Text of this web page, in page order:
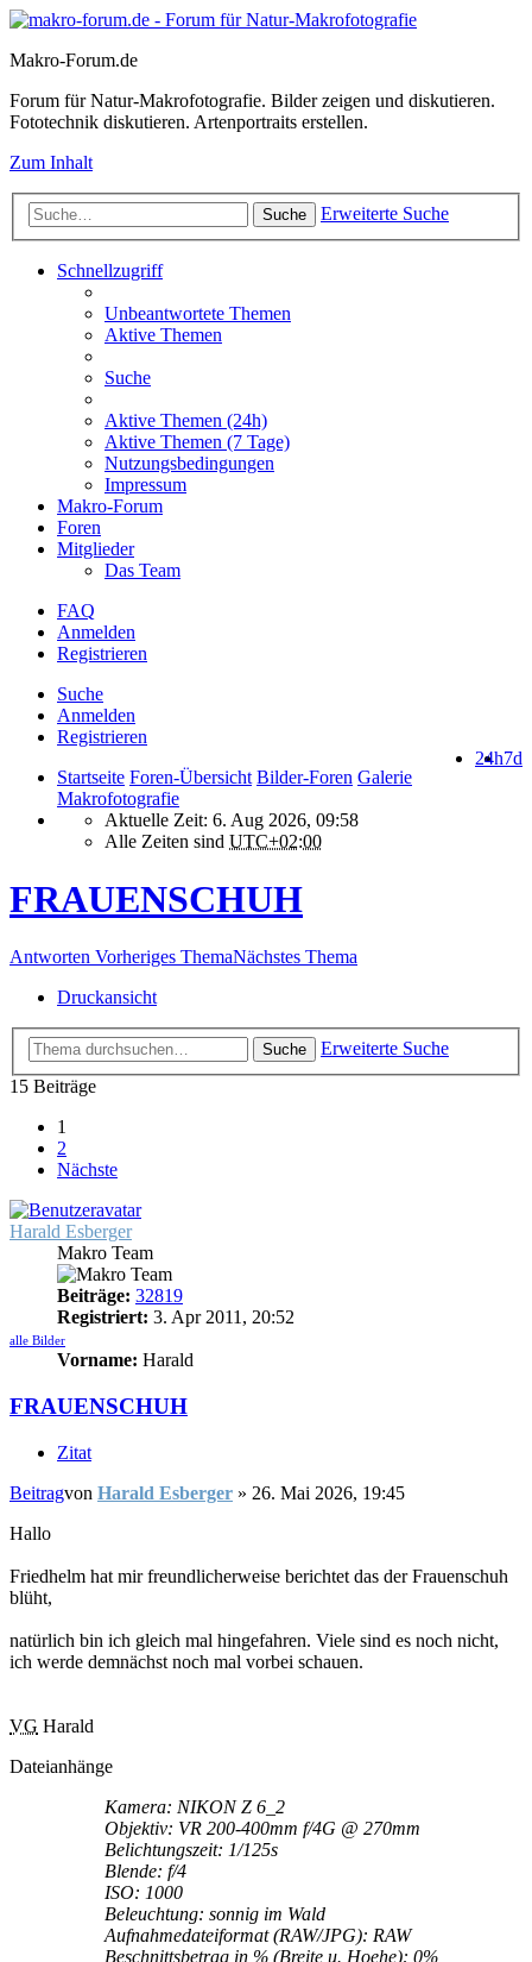
Makro-Forum.de
Forum für Natur-Makrofotografie. Bilder zeigen und diskutieren.
Fototechnik diskutieren. Artenportraits erstellen.
Zum Inhalt
Suche Erweiterte Suche
Schnellzugriff
Unbeantwortete Themen
Aktive Themen
Suche
Aktive Themen (24h)
Aktive Themen (7 Tage)
Nutzungsbedingungen
Impressum
Makro-Forum
Foren
Mitglieder
Das Team
FAQ
Anmelden
Registrieren
Suche
Anmelden
Registrieren
7d
24h
Startseite Foren-Übersicht Bilder-Foren Galerie
Makrofotografie
Aktuelle Zeit: 6. Aug 2026, 09:58
Alle Zeiten sind UTC+02:00
FRAUENSCHUH
Antworten Vorheriges ThemaNächstes Thema
Druckansicht
Suche
Erweiterte Suche
15 Beiträge
1
2
Nächste
Harald Esberger
Makro Team
Beiträge: 32819
Registriert: 3. Apr 2011, 20:52
alle Bilder
Vorname: Harald
FRAUENSCHUH
Zitat
Beitragvon Harald Esberger » 26. Mai 2026, 19:45
Hallo
Friedhelm hat mir freundlicherweise berichtet das der Frauenschuh
blüht,
natürlich bin ich gleich mal hingefahren. Viele sind es noch nicht,
ich werde demnächst noch mal vorbei schauen.
VG Harald
Dateianhänge
Kamera: NIKON Z 6_2
Objektiv: VR 200-400mm f/4G @ 270mm
Belichtungszeit: 1/125s
Blende: f/4
ISO: 1000
Beleuchtung: sonnig im Wald
Aufnahmedateiformat (RAW/JPG): RAW
Beschnittsbetrag in % (Breite u. Hoehe): 0%